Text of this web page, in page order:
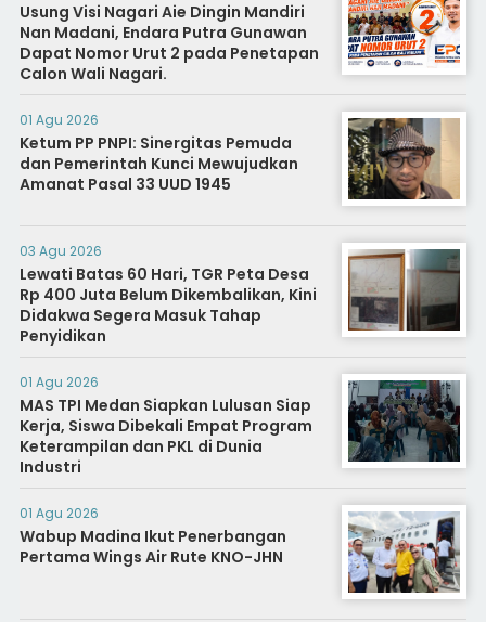
Usung Visi Nagari Aie Dingin Mandiri
Nan Madani, Endara Putra Gunawan
Dapat Nomor Urut 2 pada Penetapan
Calon Wali Nagari.
01 Agu 2026
Ketum PP PNPI: Sinergitas Pemuda
dan Pemerintah Kunci Mewujudkan
Amanat Pasal 33 UUD 1945
03 Agu 2026
Lewati Batas 60 Hari, TGR Peta Desa
Rp 400 Juta Belum Dikembalikan, Kini
Didakwa Segera Masuk Tahap
Penyidikan
01 Agu 2026
MAS TPI Medan Siapkan Lulusan Siap
Kerja, Siswa Dibekali Empat Program
Keterampilan dan PKL di Dunia
Industri
01 Agu 2026
Wabup Madina Ikut Penerbangan
Pertama Wings Air Rute KNO-JHN